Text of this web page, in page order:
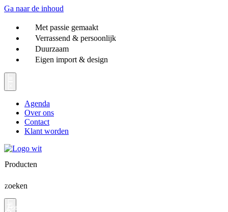
Ga naar de inhoud
Met passie gemaakt
Verrassend & persoonlijk
Duurzaam
Eigen import & design
Agenda
Over ons
Contact
Klant worden
Producten
zoeken